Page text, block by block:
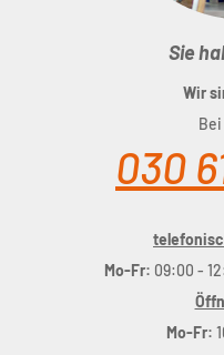
Sie
Wir
030
Mo-Fr: 09:00 -
Mo-Fr: